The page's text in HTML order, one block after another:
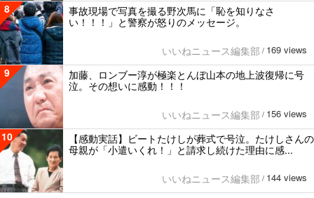
8
事故現場で写真を撮る野次馬に「恥を知りなさ
い！！！」と警察が怒りのメッセージ。
いいねニュース編集部 / 169 views
9
加藤、ロンブー淳が極楽とんぼ山本の地上波復帰に号
泣。その想いに感動！！！
いいねニュース編集部 / 156 views
10
【感動実話】ビートたけしが葬式で号泣。たけしさんの
母親が「小遣いくれ！」と請求し続けた理由に感...
いいねニュース編集部 / 144 views